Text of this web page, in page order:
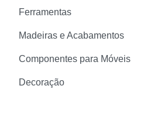
Ferramentas
Madeiras e Acabamentos
Componentes para Móveis
Decoração